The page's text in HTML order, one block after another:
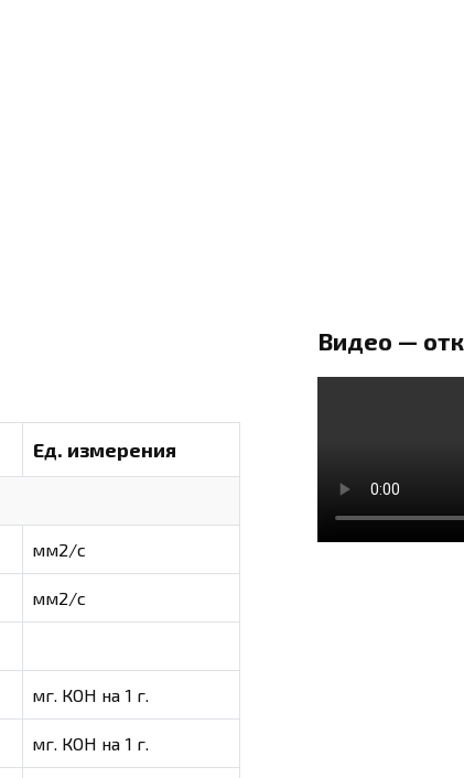
Ед. измерения
мм2/с
мм2/с
мг. КОН на 1 г.
мг. КОН на 1 г.
Видео —